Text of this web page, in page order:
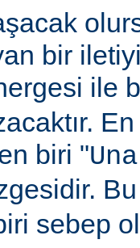
bir
ile
En
biri "
sebep